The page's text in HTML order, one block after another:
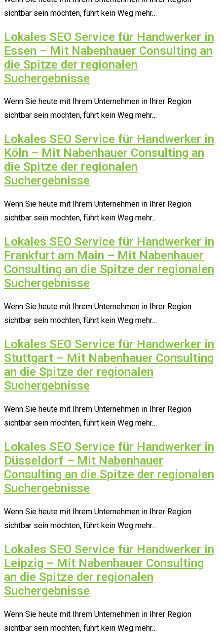
sichtbar sein möchten, führt kein Weg mehr…
Lokales SEO Service für Handwerker in
Essen – Mit Nabenhauer Consulting an
die Spitze der regionalen
Suchergebnisse
Wenn Sie heute mit Ihrem Unternehmen in Ihrer Region
sichtbar sein möchten, führt kein Weg mehr…
Lokales SEO Service für Handwerker in
Köln – Mit Nabenhauer Consulting an
die Spitze der regionalen
Suchergebnisse
Wenn Sie heute mit Ihrem Unternehmen in Ihrer Region
sichtbar sein möchten, führt kein Weg mehr…
Lokales SEO Service für Handwerker in
Frankfurt am Main – Mit Nabenhauer
Consulting an die Spitze der regionalen
Suchergebnisse
Wenn Sie heute mit Ihrem Unternehmen in Ihrer Region
sichtbar sein möchten, führt kein Weg mehr…
Lokales SEO Service für Handwerker in
Stuttgart – Mit Nabenhauer Consulting
an die Spitze der regionalen
Suchergebnisse
Wenn Sie heute mit Ihrem Unternehmen in Ihrer Region
sichtbar sein möchten, führt kein Weg mehr…
Lokales SEO Service für Handwerker in
Düsseldorf – Mit Nabenhauer
Consulting an die Spitze der regionalen
Suchergebnisse
Wenn Sie heute mit Ihrem Unternehmen in Ihrer Region
sichtbar sein möchten, führt kein Weg mehr…
Lokales SEO Service für Handwerker in
Leipzig – Mit Nabenhauer Consulting
an die Spitze der regionalen
Suchergebnisse
Wenn Sie heute mit Ihrem Unternehmen in Ihrer Region
sichtbar sein möchten, führt kein Weg mehr…